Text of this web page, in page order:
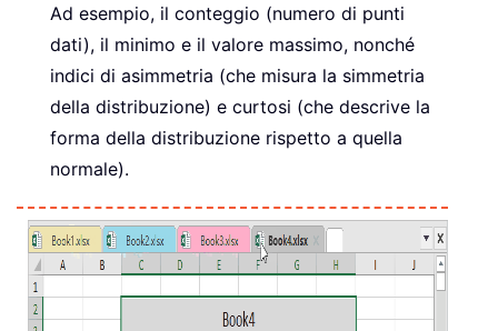
Ad esempio, il conteggio (numero di punti
dati), il minimo e il valore massimo, nonché
indici di asimmetria (che misura la simmetria
della distribuzione) e curtosi (che descrive la
forma della distribuzione rispetto a quella
normale).